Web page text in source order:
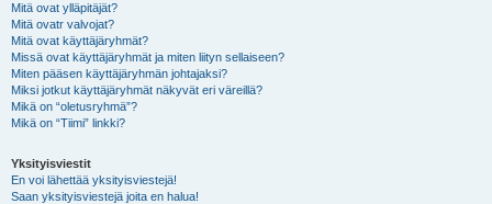
Mitä ovat ylläpitäjät?
Mitä ovatr valvojat?
Mitä ovat käyttäjäryhmät?
Missä ovat käyttäjäryhmät ja miten liityn sellaiseen?
Miten pääsen käyttäjäryhmän johtajaksi?
Miksi jotkut käyttäjäryhmät näkyvät eri väreillä?
Mikä on “oletusryhmä”?
Mikä on “Tiimi” linkki?
Yksityisviestit
En voi lähettää yksityisviestejä!
Saan yksityisviestejä joita en halua!